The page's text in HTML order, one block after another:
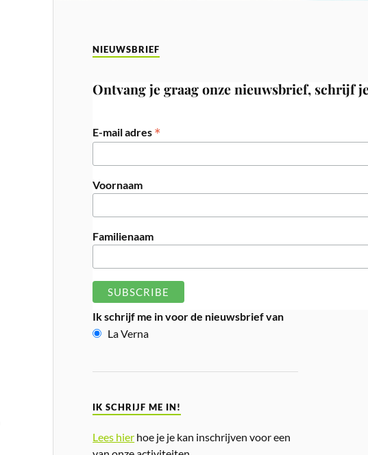
NIEUWSBRIEF
Ontvang je graag onze nieuwsbrief, schrijf
E-mail adres *
Voornaam
Familienaam
Ik schrijf me in voor de nieuwsbrief van
La Verna
IK SCHRIJF ME IN!
Lees hier hoe je je kan inschrijven voor een